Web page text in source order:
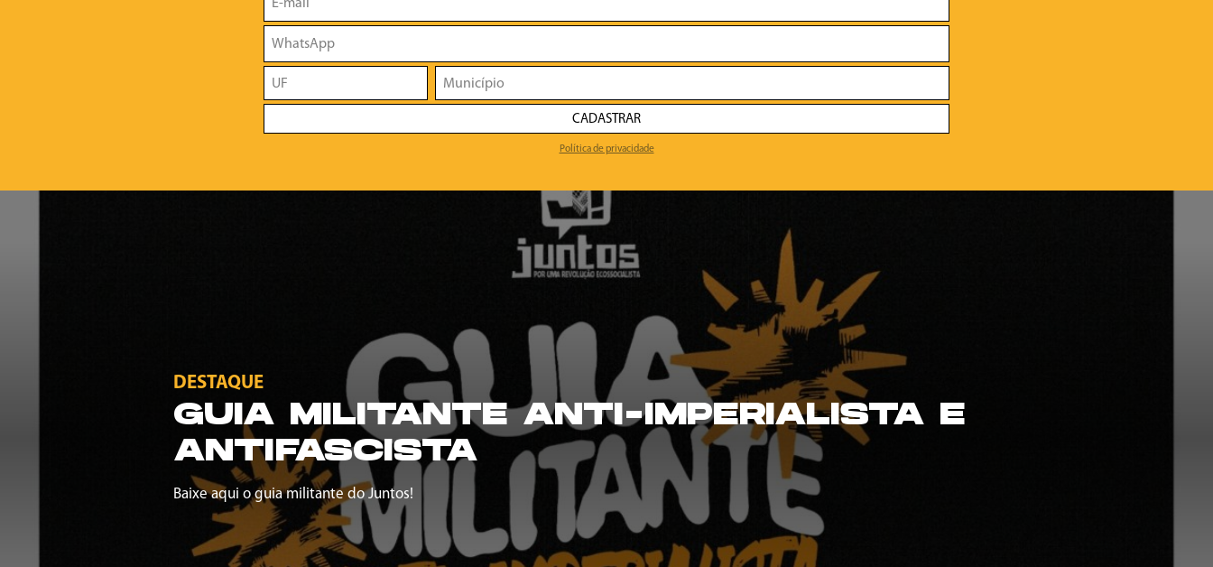
CADASTRAR
Política de privacidade
DESTAQUE
GUIA MILITANTE ANTI-IMPERIALISTA E
ANTIFASCISTA
Baixe aqui o guia militante do Juntos!